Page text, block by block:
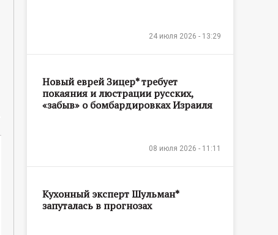
24 июля 2026 - 13:29
Новый еврей Зицер* требует
покаяния и люстрации русских,
«забыв» о бомбардировках Израиля
08 июля 2026 - 11:11
Кухонный эксперт Шульман*
запуталась в прогнозах